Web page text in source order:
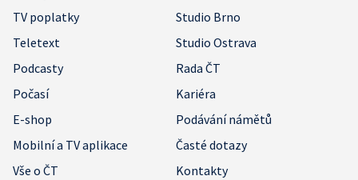
TV poplatky
Studio Brno
Teletext
Studio Ostrava
Podcasty
Rada ČT
Počasí
Kariéra
E-shop
Podávání námětů
Mobilní a TV aplikace
Časté dotazy
Vše o ČT
Kontakty